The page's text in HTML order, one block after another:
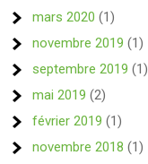
mars 2020 (1)
novembre 2019 (1)
septembre 2019 (1)
mai 2019 (2)
février 2019 (1)
novembre 2018 (1)